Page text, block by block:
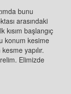
bunu
arasındaki
başlangıç
konum kesime
yapılır.
Elimizde